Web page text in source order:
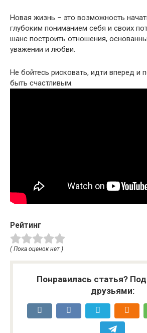
Новая жизнь – это возможность
глубоким пониманием себя и своих
шанс построить отношения,
уважении и любви.​
Не бойтесь рисковать, идти вперед и
быть счастливым.​
Рейтинг
( Пока оценок нет )
Понравилась статья?
друзьями: